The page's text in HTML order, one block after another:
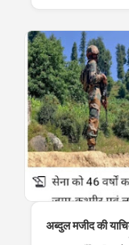
अब्दुल मजीद की